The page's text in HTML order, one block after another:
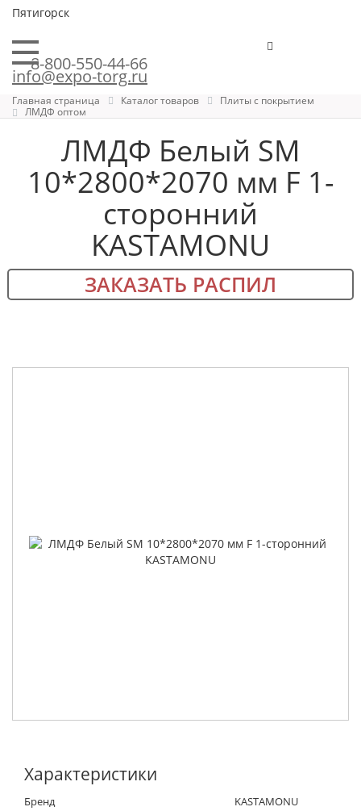
Пятигорск
8-800-550-44-66
info@expo-torg.ru
Главная страница Каталог товаров
Плиты с покрытием
ЛМДФ оптом
ЛМДФ Белый SM
10*2800*2070 мм F 1-
сторонний
KASTAMONU
ЗАКАЗАТЬ РАСПИЛ
Характеристики
Бренд
KASTAMONU